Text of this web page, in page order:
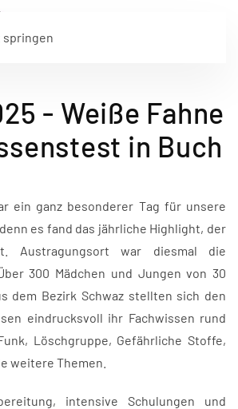
springen
- Weiße Fahne
in Buch
ein ganz besonderer Tag für unsere
es fand das jährliche Highlight, der
Austragungsort war diesmal die
300 Mädchen und Jungen von 30
dem Bezirk Schwaz stellten sich den
eindrucksvoll ihr Fachwissen rund
Löschgruppe, Gefährliche Stoffe,
weitere Themen.
intensive Schulungen und